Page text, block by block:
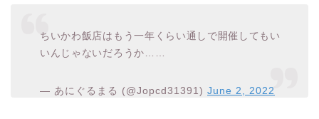
ちいかわ飯店はもう一年くらい通しで開催してもい
いんじゃないだろうか……
— あにぐるまる (@Jopcd31391)June 2, 2022